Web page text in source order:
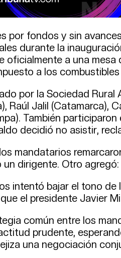
por fondos y sin
durante la
oficialmente a una
a los
por la Sociedad
Raúl Jalil (Catamarca),
También
decidió no asistir,
mandatarios
un dirigente. Otro
intentó bajar el tono
el presidente Javier
común entre los
prudente,
una negociación